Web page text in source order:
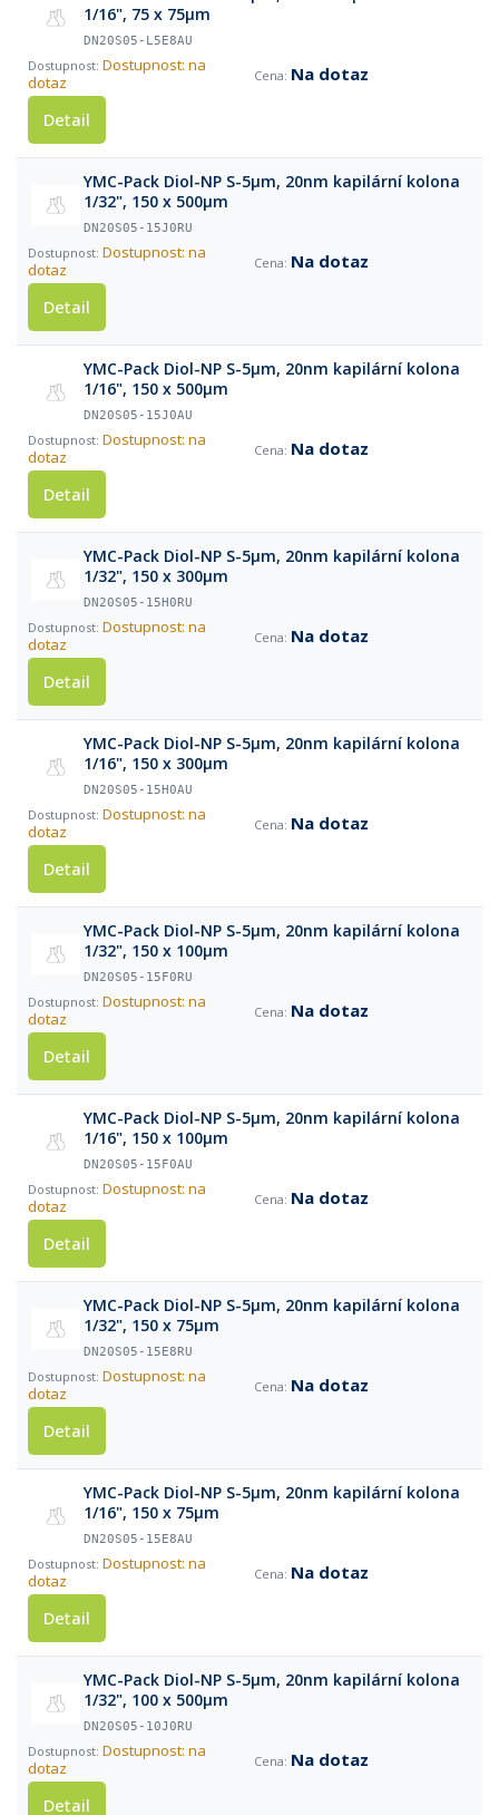
1/16", 75 x 75µm
DN20S05-L5E8AU
Dostupnost: na
dotaz
Na dotaz
Detail
YMC-Pack Diol-NP S-5µm, 20nm kapilární kolona
1/32", 150 x 500µm
DN20S05-15J0RU
Dostupnost: na
dotaz
Na dotaz
Detail
YMC-Pack Diol-NP S-5µm, 20nm kapilární kolona
1/16", 150 x 500µm
DN20S05-15J0AU
Dostupnost: na
dotaz
Na dotaz
Detail
YMC-Pack Diol-NP S-5µm, 20nm kapilární kolona
1/32", 150 x 300µm
DN20S05-15H0RU
Dostupnost: na
dotaz
Na dotaz
Detail
YMC-Pack Diol-NP S-5µm, 20nm kapilární kolona
1/16", 150 x 300µm
DN20S05-15H0AU
Dostupnost: na
dotaz
Na dotaz
Detail
YMC-Pack Diol-NP S-5µm, 20nm kapilární kolona
1/32", 150 x 100µm
DN20S05-15F0RU
Dostupnost: na
dotaz
Na dotaz
Detail
YMC-Pack Diol-NP S-5µm, 20nm kapilární kolona
1/16", 150 x 100µm
DN20S05-15F0AU
Dostupnost: na
dotaz
Na dotaz
Detail
YMC-Pack Diol-NP S-5µm, 20nm kapilární kolona
1/32", 150 x 75µm
DN20S05-15E8RU
Dostupnost: na
dotaz
Na dotaz
Detail
YMC-Pack Diol-NP S-5µm, 20nm kapilární kolona
1/16", 150 x 75µm
DN20S05-15E8AU
Dostupnost: na
dotaz
Na dotaz
Detail
YMC-Pack Diol-NP S-5µm, 20nm kapilární kolona
1/32", 100 x 500µm
DN20S05-10J0RU
Dostupnost: na
dotaz
Na dotaz
Detail